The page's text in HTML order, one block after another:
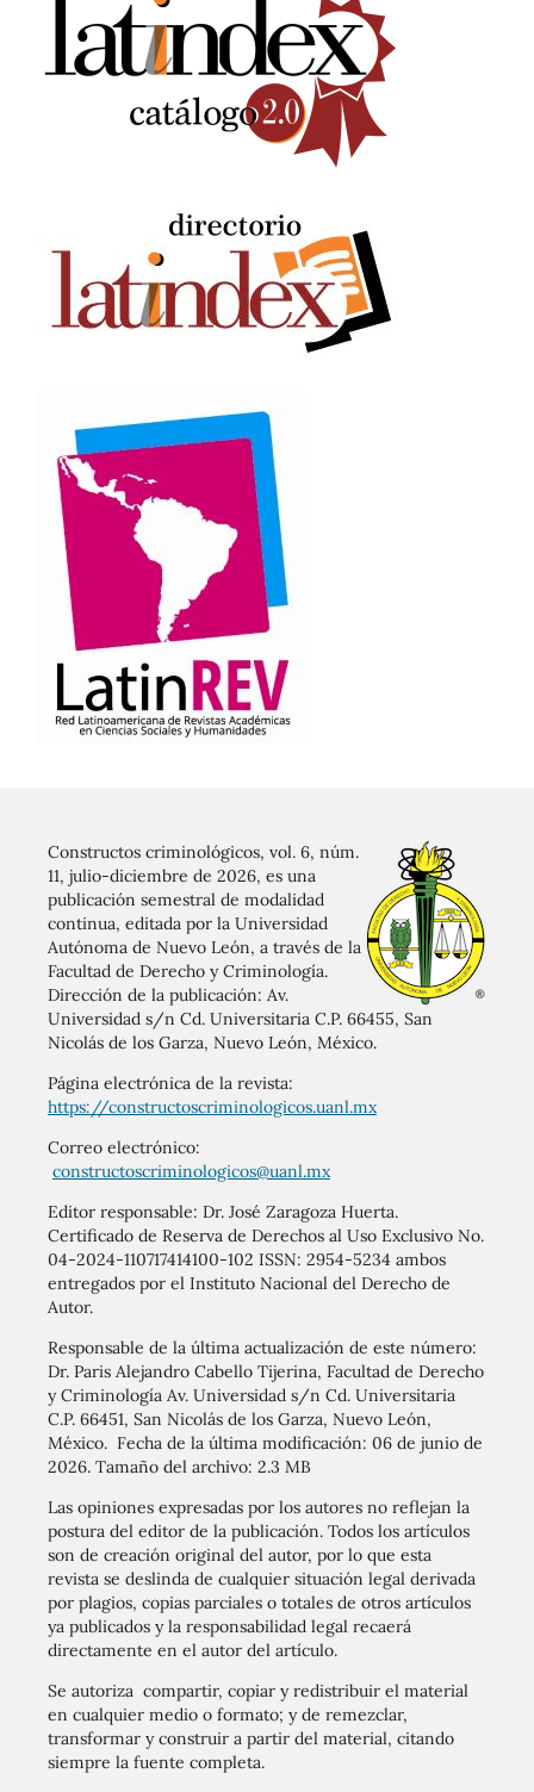
Constructos criminológicos, vol. 6, núm.
11, julio-diciembre de 2026, es una
publicación semestral de modalidad
continua, editada por la Universidad
Autónoma de Nuevo León, a través de la
Facultad de Derecho y Criminología.
Dirección de la publicación: Av.
Universidad s/n Cd. Universitaria C.P. 66455, San
Nicolás de los Garza, Nuevo León, México.
Página electrónica de la revista:
https://constructoscriminologicos.uanl.mx
Correo electrónico:
constructoscriminologicos@uanl.mx
Editor responsable: Dr. José Zaragoza Huerta.
Certificado de Reserva de Derechos al Uso Exclusivo No.
04-2024-110717414100-102 ISSN: 2954-5234 ambos
entregados por el Instituto Nacional del Derecho de
Autor.
Responsable de la última actualización de este número:
Dr. Paris Alejandro Cabello Tijerina, Facultad de Derecho
y Criminología Av. Universidad s/n Cd. Universitaria
C.P. 66451, San Nicolás de los Garza, Nuevo León,
México. Fecha de la última modificación: 06 de junio de
2026. Tamaño del archivo: 2.3 MB
Las opiniones expresadas por los autores no reflejan la
postura del editor de la publicación. Todos los artículos
son de creación original del autor, por lo que esta
revista se deslinda de cualquier situación legal derivada
por plagios, copias parciales o totales de otros artículos
ya publicados y la responsabilidad legal recaerá
directamente en el autor del artículo.
Se autoriza compartir, copiar y redistribuir el material
en cualquier medio o formato; y de remezclar,
transformar y construir a partir del material, citando
siempre la fuente completa.